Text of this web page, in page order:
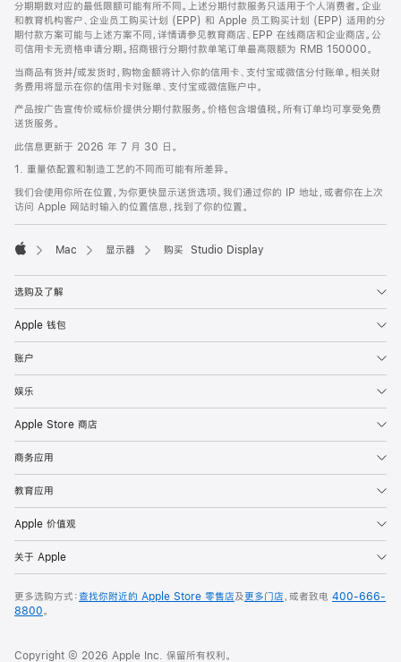
分期期数对应的最低限额可能有所不同。上述分期付款服务只适用于个人消费者。企业
和教育机构客户、企业员工购买计划 (EPP) 和 Apple 员工购买计划 (EPP) 适用的分
期付款方案可能与上述方案不同，详情请参见教育商店、EPP 在线商店和企业商店。公
司信用卡无资格申请分期。招商银行分期付款单笔订单最高限额为 RMB 150000。
当商品有货并/或发货时，购物金额将计入你的信用卡、支付宝或微信分付账单。相关财
务费用将显示在你的信用卡对账单、支付宝或微信账户中。
产品按广告宣传价或标价提供分期付款服务。价格包含增值税。所有订单均可享受免费
送货服务。
此信息更新于 2026 年 7 月 30 日。
1. 重量依配置和制造工艺的不同而可能有所差异。
我们会使用你所在位置，为你更快显示送货选项。我们通过你的 IP 地址，或者你在上次
访问 Apple 网站时输入的位置信息，找到了你的位置。
Mac 显示器 购买 Studio Display
选购及了解
Apple 钱包
账户
娱乐
Apple Store 商店
商务应用
教育应用
Apple 价值观
关于 Apple
更多选购方式：查找你附近的 Apple Store 零售店及更多门店，或者致电 400-666-
8800。
Copyright © 2026 Apple Inc. 保留所有权利。